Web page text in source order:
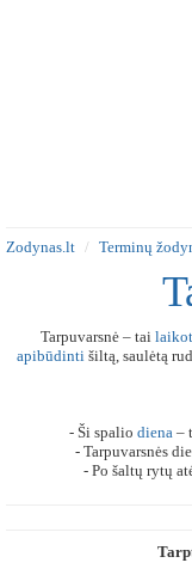
Zodynas.lt Terminų
Tarpuvarsnė – tai
apibūdinti šiltą, saulėtą
- Ši spalio diena–
- Tarpuvarsnės
- Po šaltų rytų